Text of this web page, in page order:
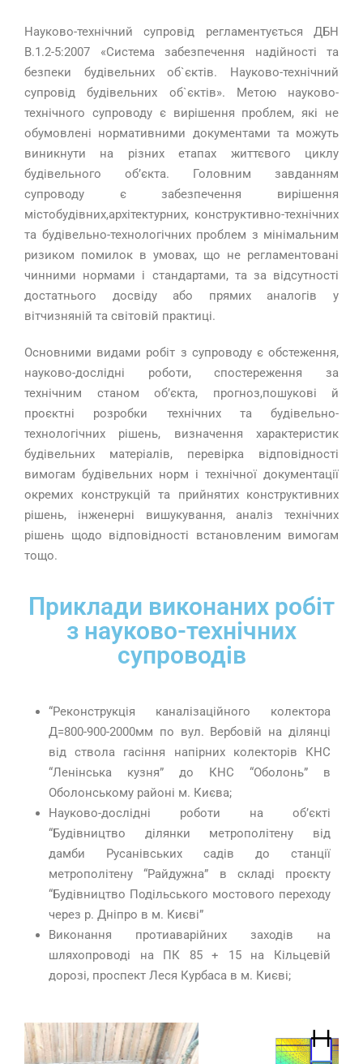
Науково-технічний супровід регламентується ДБН
В.1.2-5:2007 «Система забезпечення надійності та
безпеки будівельних об`єктів. Науково-технічний
супровід будівельних об`єктів». Метою науково-
технічного супроводу є вирішення проблем, які не
обумовлені нормативними документами та можуть
виникнути на різних етапах життєвого циклу
будівельного об’єкта. Головним завданням
супроводу є забезпечення вирішення
містобудівних,архітектурних, конструктивно-технічних
та будівельно-технологічних проблем з мінімальним
ризиком помилок в умовах, що не регламентовані
чинними нормами і стандартами, та за відсутності
достатнього досвіду або прямих аналогів у
вітчизняній та світовій практиці.
Основними видами робіт з супроводу є обстеження,
науково-дослідні роботи, спостереження за
технічним станом об’єкта, прогноз,пошукові й
проєктні розробки технічних та будівельно-
технологічних рішень, визначення характеристик
будівельних матеріалів, перевірка відповідності
вимогам будівельних норм і технічної документації
окремих конструкцій та прийнятих конструктивних
рішень, інженерні вишукування, аналіз технічних
рішень щодо відповідності встановленим вимогам
тощо.
Приклади виконаних робіт
з науково-технічних
супроводів
“Реконструкція каналізаційного колектора
Д=800-900-2000мм по вул. Вербовій на ділянці
від ствола гасіння напірних колекторів КНС
“Ленінська кузня” до КНС “Оболонь” в
Оболонському районі м. Києва;
Науково-дослідні роботи на об’єкті
“Будівництво ділянки метрополітену від
дамби Русанівських садів до станції
метрополітену “Райдужна” в складі проєкту
“Будівництво Подільського мостового переходу
через р. Дніпро в м. Києві”
Виконання протиаварійних заходів на
шляхопроводі на ПК 85 + 15 на Кільцевій
дорозі, проспект Леся Курбаса в м. Києві;